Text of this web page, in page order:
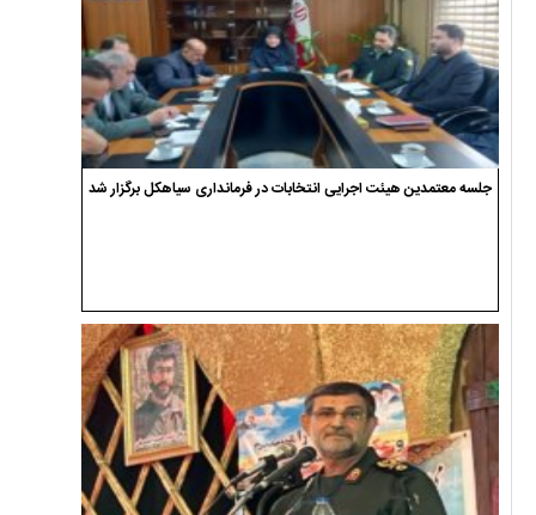
جلسه معتمدین هیئت اجرایی انتخابات در فرمانداری سیاهکل برگزار شد